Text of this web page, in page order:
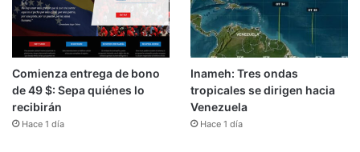
Comienza entrega de bono
de 49 $: Sepa quiénes lo
recibirán
Hace 1 día
Inameh: Tres ondas
tropicales se dirigen hacia
Venezuela
Hace 1 día